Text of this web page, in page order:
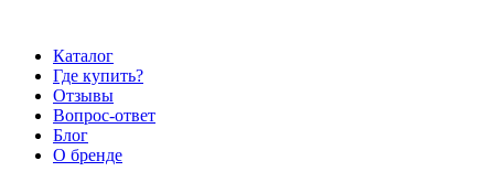
Каталог
Где купить?
Отзывы
Вопрос-ответ
Блог
О бренде